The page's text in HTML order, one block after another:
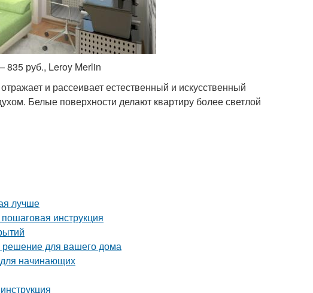
руб., Leroy Merlin
и рассеивает естественный и искусственный
Белые поверхности делают квартиру более светлой
лучше
инструкция
решение для вашего дома
начинающих